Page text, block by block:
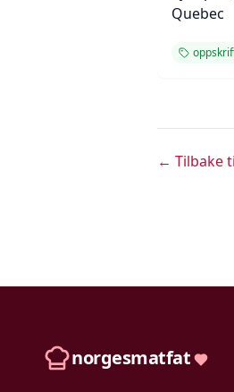
Quebec
← Tilbake
norgesmatfat